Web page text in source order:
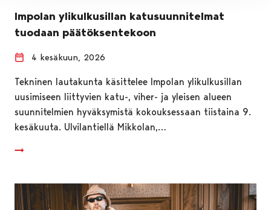
Impolan ylikulkusillan katusuunnitelmat
tuodaan päätöksentekoon
4 kesäkuun, 2026
Tekninen lautakunta käsittelee Impolan ylikulkusillan
uusimiseen liittyvien katu-, viher- ja yleisen alueen
suunnitelmien hyväksymistä kokouksessaan tiistaina 9.
kesäkuuta. Ulvilantiellä Mikkolan,…